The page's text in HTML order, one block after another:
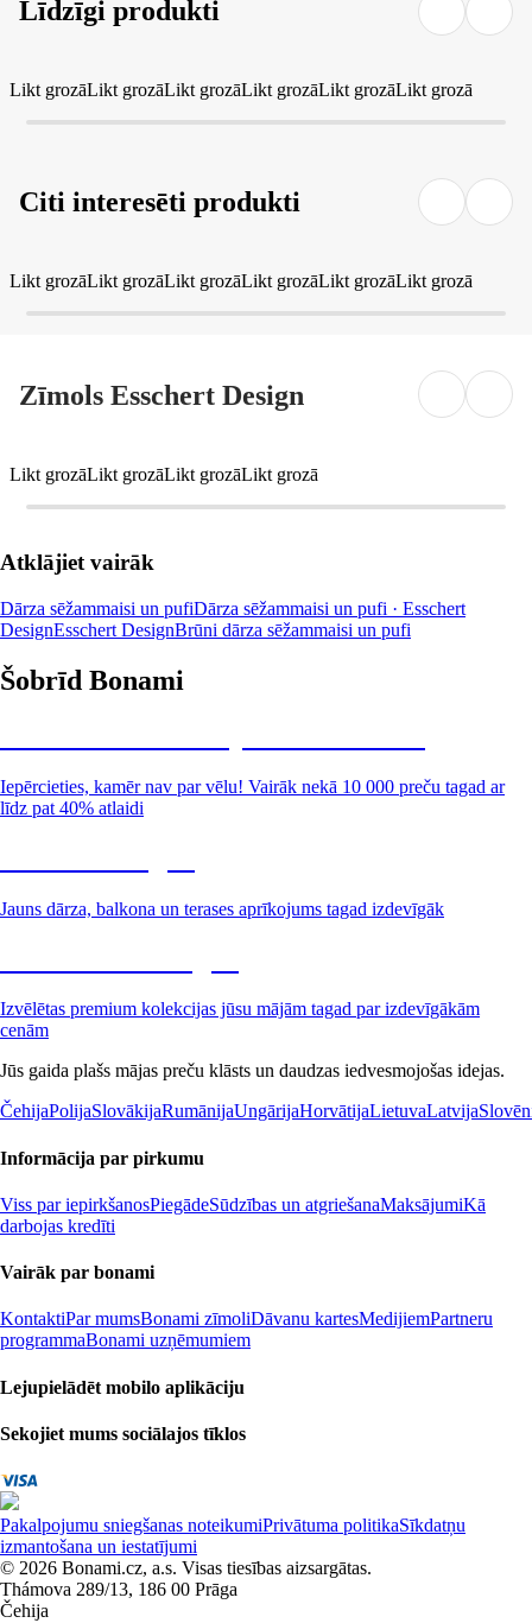
Līdzīgi produkti
Likt grozāLikt grozāLikt grozāLikt grozāLikt grozāLikt grozā
Citi interesēti produkti
Likt grozāLikt grozāLikt grozāLikt grozāLikt grozāLikt grozā
Zīmols Esschert Design
Likt grozāLikt grozāLikt grozāLikt grozā
Atklājiet vairāk
Dārza sēžammaisi un pufiDārza sēžammaisi un pufi · Esschert
DesignEsschert DesignBrūni dārza sēžammaisi un pufi
Šobrīd Bonami
Iepērcieties, kamēr nav par vēlu! Vairāk nekā 10 000 preču tagad ar
līdz pat 40% atlaidi
Jauns dārza, balkona un terases aprīkojums tagad izdevīgāk
Izvēlētas premium kolekcijas jūsu mājām tagad par izdevīgākām
cenām
Jūs gaida plašs mājas preču klāsts un daudzas iedvesmojošas idejas.
ČehijaPolijaSlovākijaRumānijaUngārijaHorvātijaLietuvaLatvija
Informācija par pirkumu
Viss par iepirkšanosPiegādeSūdzības un atgriešanaMaksājumiKā
darbojas kredīti
Vairāk par bonami
KontaktiPar mumsBonami zīmoliDāvanu kartesMedijiemPartneru
programmaBonami uzņēmumiem
Lejupielādēt mobilo aplikāciju
Sekojiet mums sociālajos tīklos
Pakalpojumu sniegšanas noteikumiPrivātuma politikaSīkdatņu
izmantošana un iestatījumi
© 2026 Bonami.cz, a.s. Visas tiesības aizsargātas.
Thámova 289/13, 186 00 Prāga
Čehija